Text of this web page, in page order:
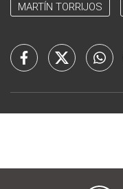
MARTÍN TORRIJOS